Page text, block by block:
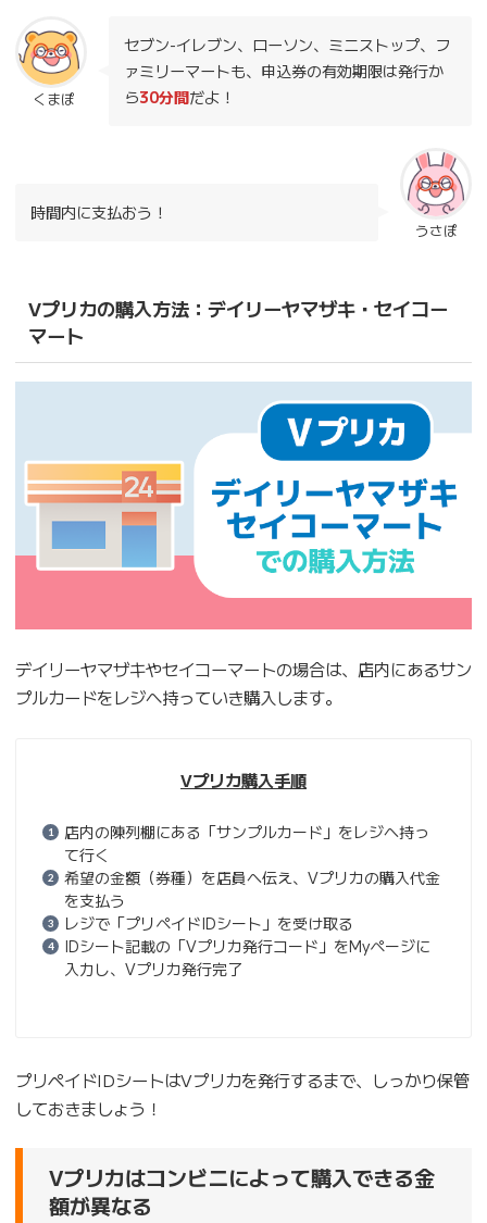
くまぽ
セブン-イレブン、ローソン、ミニストップ、フ
ァミリーマートも、申込券の有効期限は発行か
ら30分間だよ！
うさぽ
時間内に支払おう！
Vプリカの購入方法：デイリーヤマザキ・セイコー
マート
デイリーヤマザキやセイコーマートの場合は、店内にあるサン
プルカードをレジへ持っていき購入します。
Vプリカ購入手順
店内の陳列棚にある「サンプルカード」をレジへ持っ
て行く
希望の金額（券種）を店員へ伝え、Vプリカの購入代金
を支払う
レジで「プリペイドIDシート」を受け取る
IDシート記載の「Vプリカ発行コード」をMyページに
入力し、Vプリカ発行完了
プリペイドIDシートはVプリカを発行するまで、しっかり保管
しておきましょう！
Vプリカはコンビニによって購入できる金
額が異なる